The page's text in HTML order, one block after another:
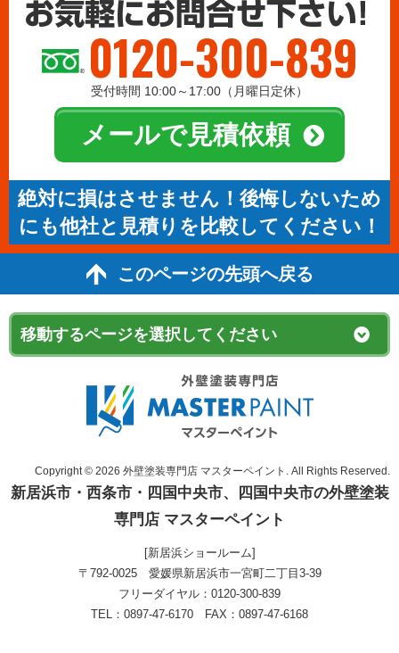
0120-300-839
受付時間 10:00～17:00（月曜日定休）
メールで見積依頼
絶対に損はさせません！後悔しないため
にも他社と見積りを比較してください！
このページの先頭へ戻る
Copyright © 2026 外壁塗装専門店 マスターペイント. All Rights Reserved.
新居浜市・西条市・四国中央市、四国中央市の外壁塗装
専門店 マスターペイント
[新居浜ショールーム]
〒792-0025 愛媛県新居浜市一宮町二丁目3-39
フリーダイヤル：0120-300-839
TEL：0897-47-6170 FAX：0897-47-6168